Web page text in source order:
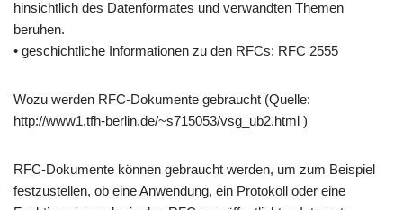
hinsichtlich des Datenformates und verwandten Themen
beruhen.
• geschichtliche Informationen zu den RFCs: RFC 2555
Wozu werden RFC-Dokumente gebraucht (Quelle:
http://www1.tfh-berlin.de/~s715053/vsg_ub2.html )
RFC-Dokumente können gebraucht werden, um zum Beispiel
festzustellen, ob eine Anwendung, ein Protokoll oder eine